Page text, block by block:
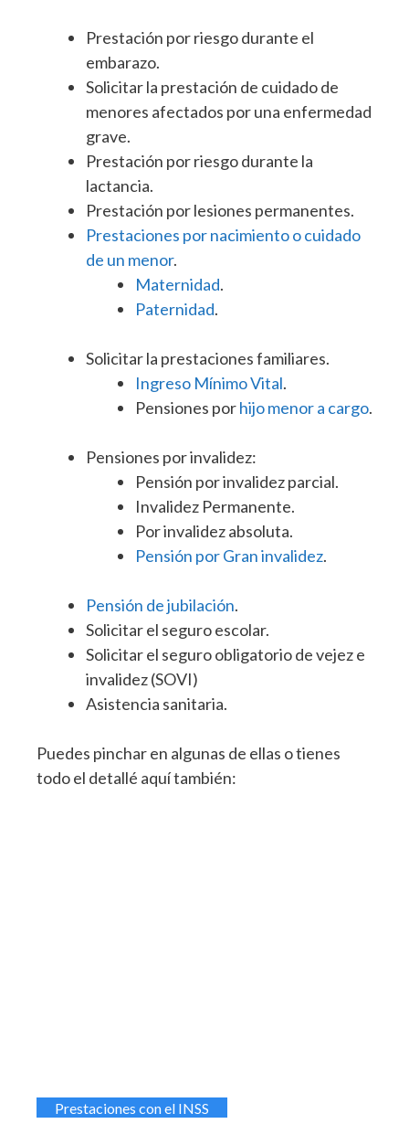
Prestación por riesgo durante el
embarazo.
Solicitar la prestación de cuidado de
menores afectados por una enfermedad
grave.
Prestación por riesgo durante la
lactancia.
Prestación por lesiones permanentes.
Prestaciones por nacimiento o cuidado
de un menor.
Maternidad.
Paternidad.
Solicitar la prestaciones familiares.
Ingreso Mínimo Vital.
Pensiones porhijo menor a cargo.
Pensiones por invalidez:
Pensión por invalidez parcial.
Invalidez Permanente.
Por invalidez absoluta.
Pensión por Gran invalidez.
Pensión de jubilación.
Solicitar el seguro escolar.
Solicitar el seguro obligatorio de vejez e
invalidez (SOVI)
Asistencia sanitaria.
Puedes pinchar en algunas de ellas o tienes
todo el detallé aquí también:
Prestaciones con el INSS